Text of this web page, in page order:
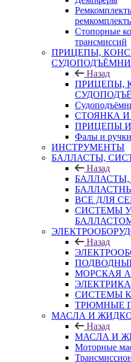
Стопорные
трансмиссий
ПРИЦЕПЫ,
Назад
ПРИЦЕПЫ,
СТОЯНКА
ПРИЦЕПЫ
Фалы и ручки
ИНСТРУМЕНТЫ
БАЛЛАСТЫ,
Назад
ВСЕ ДЛЯ
СИСТЕМЫ
Назад
МОРСКАЯ
ЭЛЕКТРИКА
СИСТЕМЫ
ТРЮМНЫЕ
МАСЛА И
Назад
МАСЛА И
Моторные